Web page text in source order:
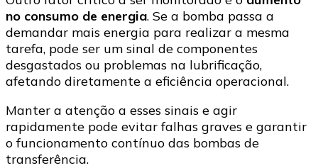
no consumo de energia. Se a bomba passa a
demandar mais energia para realizar a mesma
tarefa, pode ser um sinal de componentes
desgastados ou problemas na lubrificação,
afetando diretamente a eficiência operacional.
Manter a atenção a esses sinais e agir
rapidamente pode evitar falhas graves e garantir
o funcionamento contínuo das bombas de
transferência.